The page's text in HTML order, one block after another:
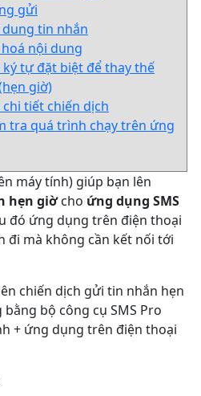
gửi
dung tin nhắn
hoá nội dung
ký tự đặt biệt để thay thế
giờ)
tiết chiến dịch
tra quá trình chạy trên ứng
máy tính) giúp bạn lên
hẹn giờcho ứng dụng SMS
đó ứng dụng trên điện thoại
đi mà không cần kết nối tới
chiến dịch gửi tin nhắn hẹn
bộ công cụ SMS Pro
+ ứng dụng trên điện thoại